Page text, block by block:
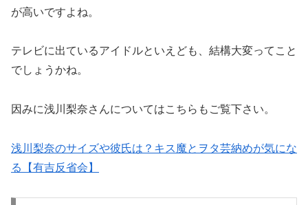
が高いですよね。
テレビに出ているアイドルといえども、結構大変ってこと
でしょうかね。
因みに浅川梨奈さんについてはこちらもご覧下さい。
浅川梨奈のサイズや彼氏は？キス魔とヲタ芸納めが気にな
る【有吉反省会】